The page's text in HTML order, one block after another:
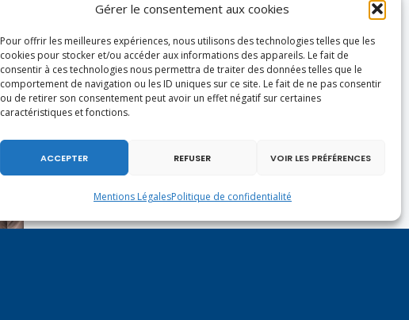
Gérer le consentement aux cookies
Pour offrir les meilleures expériences, nous utilisons des technologies telles que les
cookies pour stocker et/ou accéder aux informations des appareils. Le fait de
consentir à ces technologies nous permettra de traiter des données telles que le
comportement de navigation ou les ID uniques sur ce site. Le fait de ne pas consentir
ou de retirer son consentement peut avoir un effet négatif sur certaines
caractéristiques et fonctions.
ACCEPTER REFUSER VOIR LES PRÉFÉRENCES
Mentions LégalesPolitique de confidentialité